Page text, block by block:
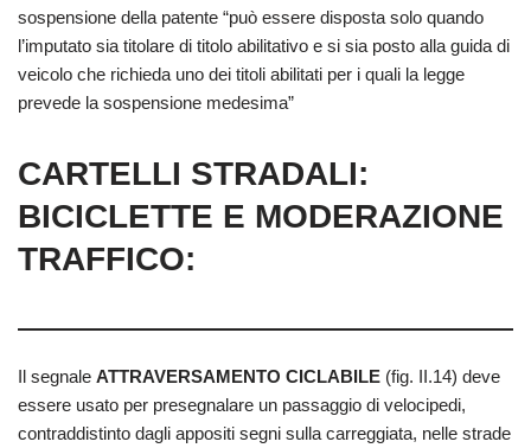
sospensione della patente “può essere disposta solo quando
l’imputato sia titolare di titolo abilitativo e si sia posto alla guida di
veicolo che richieda uno dei titoli abilitati per i quali la legge
prevede la sospensione medesima”
CARTELLI STRADALI:
BICICLETTE E MODERAZIONE
TRAFFICO:
Il segnale ATTRAVERSAMENTO CICLABILE (fig. II.14) deve
essere usato per presegnalare un passaggio di velocipedi,
contraddistinto dagli appositi segni sulla carreggiata, nelle strade